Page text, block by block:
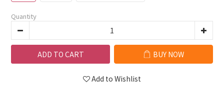
Quantity
ADD TO CART BUY NOW
Add to Wishlist